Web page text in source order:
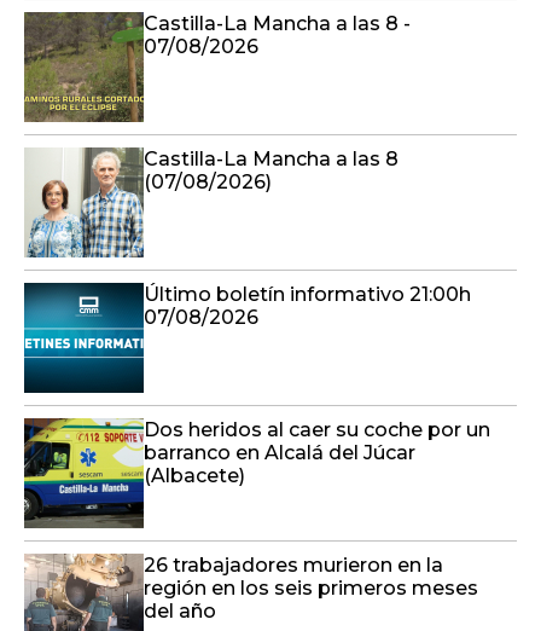
Castilla-La Mancha a las 8 -
07/08/2026
Castilla-La Mancha a las 8
(07/08/2026)
Último boletín informativo 21:00h
07/08/2026
Dos heridos al caer su coche por un
barranco en Alcalá del Júcar
(Albacete)
26 trabajadores murieron en la
región en los seis primeros meses
del año